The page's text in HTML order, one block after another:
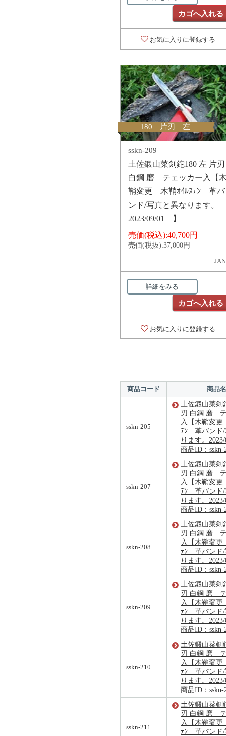
カゴへ入れる
お気に入りに登録する
180 片刃 左
sskn-209
土佐鍛山菜剣鉈180 左 片刃
白鋼 磨 テェッカー入【
鞘変更 木鞘ｵｲﾙｽﾃﾝ 革バ
ンド/写真と異なります。
2023/09/01 】
売価(税込):40,700円
売価(税抜):37,000円
詳細をみる
カゴへ入れる
お気に入りに登録する
商品コード 商品名
sskn-205
土佐鍛山菜剣
刃 白鋼 磨
入【木鞘変
ﾃﾝ 革バンド/
ります。
商品ID：sskn-
sskn-207
土佐鍛山菜剣
刃 白鋼 磨
入【木鞘変
ﾃﾝ 革バンド/
ります。
商品ID：sskn-
sskn-208
土佐鍛山菜剣
刃 白鋼 磨
入【木鞘変
ﾃﾝ 革バンド/
ります。
商品ID：sskn-
sskn-209
土佐鍛山菜剣
刃 白鋼 磨
入【木鞘変
ﾃﾝ 革バンド/
ります。
商品ID：sskn-
sskn-210
土佐鍛山菜剣
刃 白鋼 磨
入【木鞘変
ﾃﾝ 革バンド/
ります。
商品ID：sskn-
sskn-211
土佐鍛山菜剣
刃 白鋼 磨
入【木鞘変
ﾃﾝ 革バンド/